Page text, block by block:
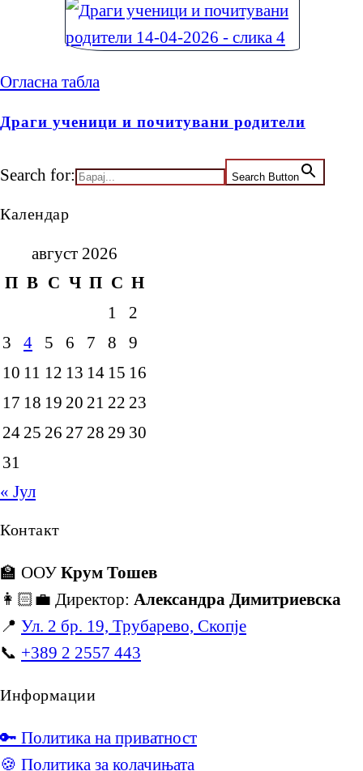
Огласна табла
Драги ученици и почитувани родители
Search for: Search Button
Календар
август 2026
П В С Ч П С Н
1
2
3
4 5 6 7 8
9
10 11 12 13 14 15 16
17 18 19 20 21 22 23
24 25 26 27 28 29 30
31
« Јул
Контакт
🏫 ООУ Крум Тошев
👩🏻‍💼 Директор: Александра Димитриевска
📍 Ул. 2 бр. 19, Трубарево, Скопје
📞 +389 2 2557 443
Информации
🔑 Политика на приватност
🍪 Политика за колачињата